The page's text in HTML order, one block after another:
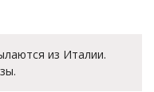
из Италии.